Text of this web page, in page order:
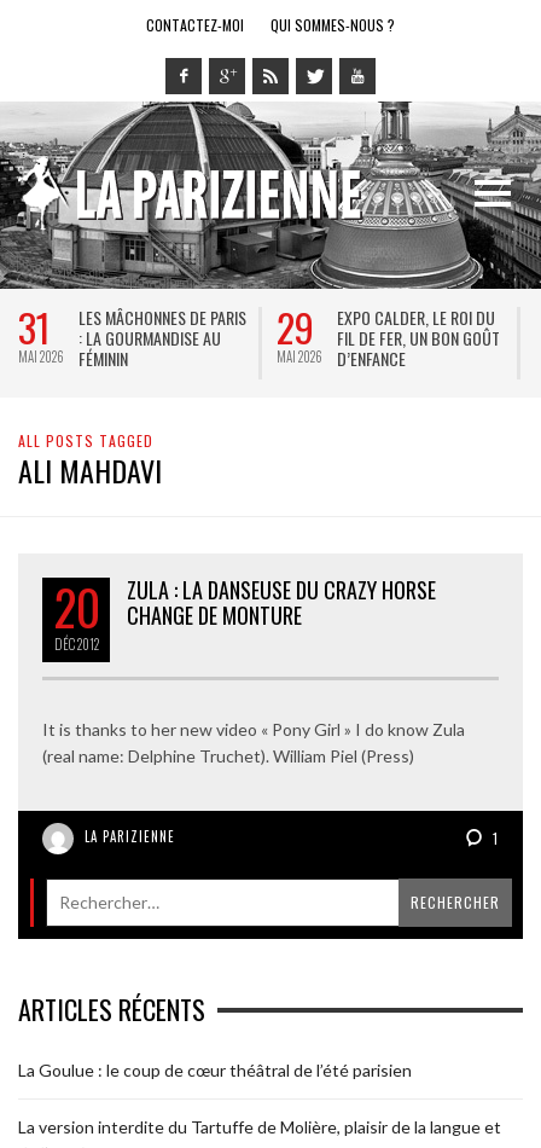
CONTACTEZ-MOI QUI SOMMES-NOUS ?
31
MAI 2026
LES MÂCHONNES DE PARIS
: LA GOURMANDISE AU
FÉMININ
29
MAI 2026
EXPO CALDER, LE ROI DU
FIL DE FER, UN BON GOÛT
D’ENFANCE
ALL POSTS TAGGED
ALI MAHDAVI
20
DÉC2012
ZULA : LA DANSEUSE DU CRAZY HORSE
CHANGE DE MONTURE
It is thanks to her new video « Pony Girl » I do know Zula
(real name: Delphine Truchet). William Piel (Press)
LA PARIZIENNE 1
ARTICLES RÉCENTS
La Goulue : le coup de cœur théâtral de l’été parisien
La version interdite du Tartuffe de Molière, plaisir de la langue et